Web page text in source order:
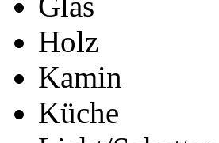
Holz
Kamin
Küche